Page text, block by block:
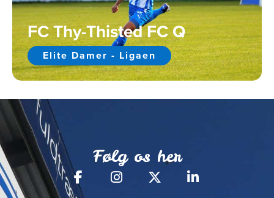
FC Thy-Thisted FC Q
Elite Damer - Ligaen
Følg os her